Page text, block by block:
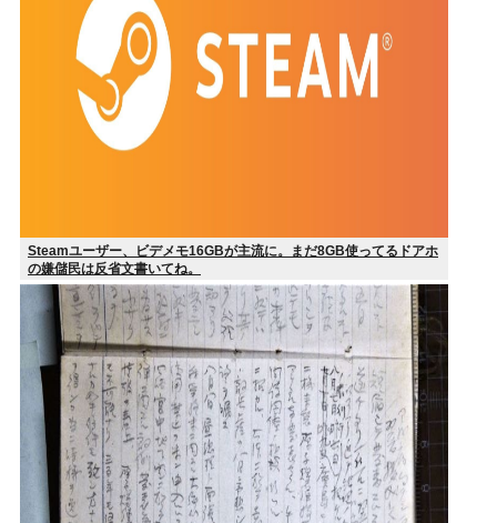
Steamユーザー、ビデメモ16GBが主流に。まだ8GB使ってるドアホ
の嫌儲民は反省文書いてね。